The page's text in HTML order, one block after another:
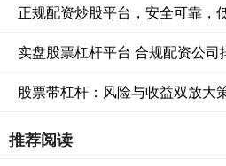
正规配资炒股平台，安全可靠，
实盘股票杠杆平台 合规配资公司
股票带杠杆：风险与收益双放大
推荐阅读